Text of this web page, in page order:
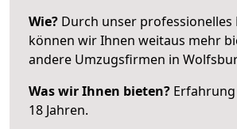
Wie? Durch unser professionelles
können wir Ihnen weitaus mehr
andere Umzugsfirmen in
Was wir Ihnen bieten?
18 Jahren.